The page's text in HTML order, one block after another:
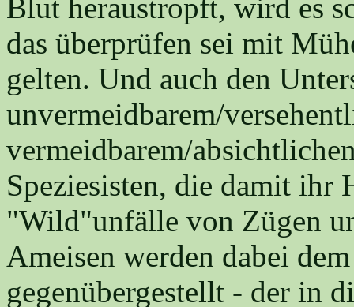
Blut heraustropft, wird es
das überprüfen sei mit
gelten. Und auch den
unvermeidbarem/
vermeidbarem/
Speziesisten, die damit ihr
"Wild"unfälle von Zügen
Ameisen werden dabei
gegenübergestellt - der in